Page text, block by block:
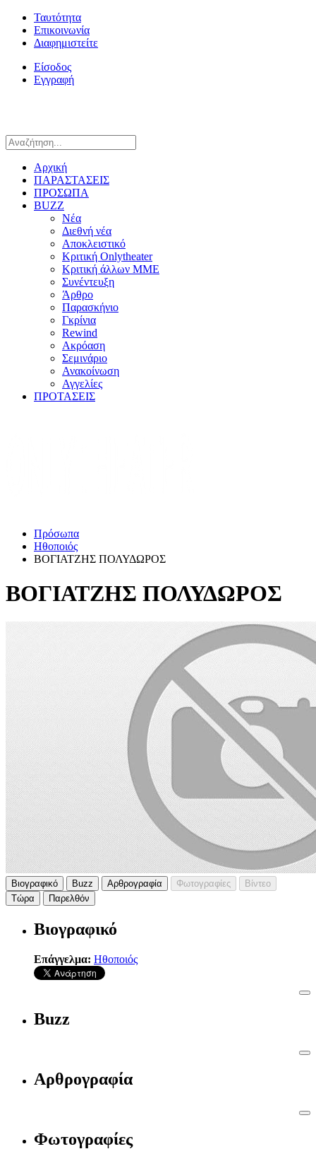
Ταυτότητα
Επικοινωνία
Διαφημιστείτε
Είσοδος
Εγγραφή
Αρχική
ΠΑΡΑΣΤΑΣΕΙΣ
ΠΡΟΣΩΠΑ
BUZZ
Νέα
Διεθνή νέα
Αποκλειστικό
Κριτική Onlytheater
Κριτική άλλων ΜΜΕ
Συνέντευξη
Άρθρο
Παρασκήνιο
Γκρίνια
Rewind
Ακρόαση
Σεμινάριο
Ανακοίνωση
Αγγελίες
ΠΡΟΤΑΣΕΙΣ
Πρόσωπα
Ηθοποιός
ΒΟΓΙΑΤΖΗΣ ΠΟΛΥΔΩΡΟΣ
ΒΟΓΙΑΤΖΗΣ ΠΟΛΥΔΩΡΟΣ
Βιογραφικό Buzz Αρθρογραφία Φωτογραφίες
Βίντεο
Τώρα
Παρελθόν
Βιογραφικό
Επάγγελμα: Ηθοποιός
Buzz
Αρθρογραφία
Φωτογραφίες